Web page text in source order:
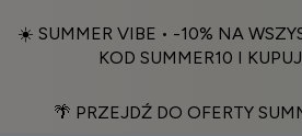
☀️ SUMMER VIBE • -10% NA
KOD SUMMER10 I
🌴 PRZEJDŹ DO OFERTY